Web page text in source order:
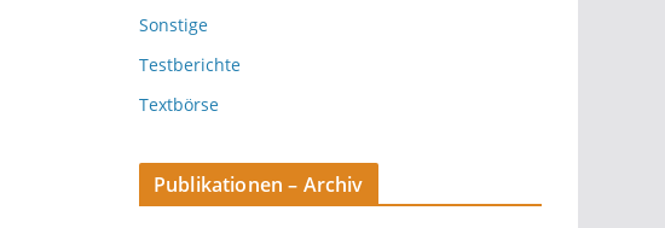
Sonstige
Testberichte
Textbörse
Publikationen – Archiv